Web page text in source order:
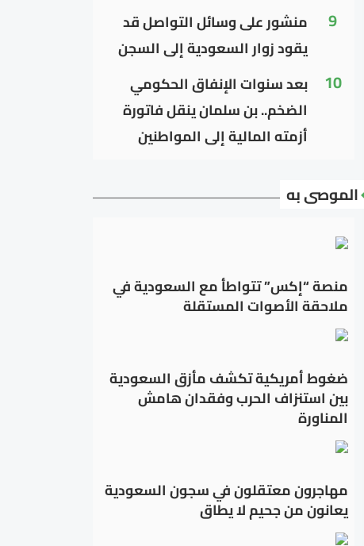
9
منشور على وسائل التواصل قد
يقود زوار السعودية إلى السجن
10
بعد سنوات الإنفاق الحكومي
الضخم.. بن سلمان ينقل فاتورة
أزمته المالية إلى المواطنين
الموصى به
منصة “إكس” تتواطأ مع السعودية في
ملاحقة الأصوات المستقلة
ضغوط أمريكية تكشف مأزق السعودية
بين استنزاف الحرب وفقدان هامش
المناورة
مهاجرون معتقلون في سجون السعودية
يعانون من جحيم لا يطاق